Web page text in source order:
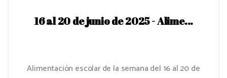
16 al 20 de junio de 2025 - Alime...
Alimentación escolar de la semana del 16 al 20 de